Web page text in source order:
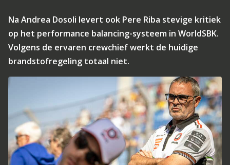
Na Andrea Dosoli levert ook Pere Riba stevige kritiek
op het performance balancing-systeem in WorldSBK.
Volgens de ervaren crewchief werkt de huidige
brandstofregeling totaal niet.